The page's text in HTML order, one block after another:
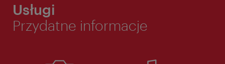
Usługi
Przydatne informacje